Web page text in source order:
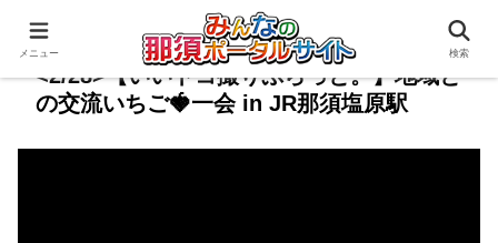
<2/28>【いいトコ撮りぷらっと。】地域と
の交流いちご🍓一会 in JR那須塩原駅
メニュー 検索